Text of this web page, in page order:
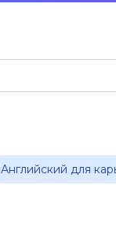
Английский для